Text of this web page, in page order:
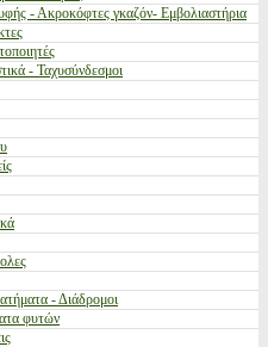
- Ακροκόφτες γκαζόν- Εμβολιαστήρια
- Ταχυσύνδεσμοι
- Διάδρομοι
φυτών